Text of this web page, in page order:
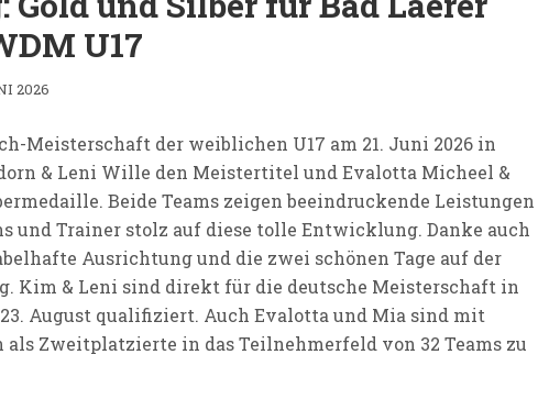
U17
2026
Meisterschaft der weiblichen U17 am 21. Juni 2026 in
& Leni Wille den Meistertitel und Evalotta Micheel &
Beide Teams zeigen beeindruckende Leistungen
und Trainer stolz auf diese tolle Entwicklung. Danke auch
Ausrichtung und die zwei schönen Tage auf der
Kim & Leni sind direkt für die deutsche Meisterschaft in
23. August qualifiziert. Auch Evalotta und Mia sind mit
als Zweitplatzierte in das Teilnehmerfeld von 32 Teams zu